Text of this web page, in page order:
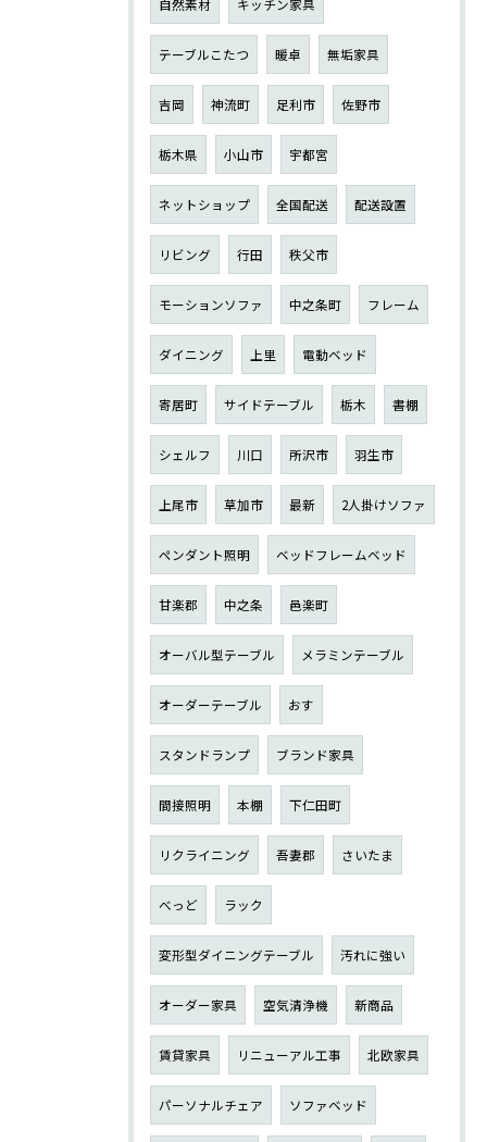
自然素材 キッチン家具
テーブルこたつ 暖卓 無垢家具
吉岡 神流町 足利市 佐野市
栃木県 小山市 宇都宮
ネットショップ 全国配送 配送設置
リビング 行田 秩父市
モーションソファ 中之条町 フレーム
ダイニング 上里 電動ベッド
寄居町 サイドテーブル 栃木 書棚
シェルフ 川口 所沢市 羽生市
上尾市 草加市 最新 2人掛けソファ
ペンダント照明 ベッドフレームベッド
甘楽郡 中之条 邑楽町
オーバル型テーブル メラミンテーブル
オーダーテーブル おす
スタンドランプ ブランド家具
間接照明 本棚 下仁田町
リクライニング 吾妻郡 さいたま
べっど ラック
変形型ダイニングテーブル 汚れに強い
オーダー家具 空気清浄機 新商品
賃貸家具 リニューアル工事 北欧家具
パーソナルチェア ソファベッド